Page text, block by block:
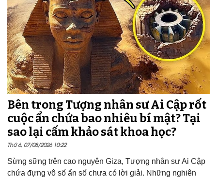
Bên trong Tượng nhân sư Ai Cập rốt
cuộc ẩn chứa bao nhiêu bí mật? Tại
sao lại cấm khảo sát khoa học?
Thứ 6, 07/08/2026 10:22
Sừng sững trên cao nguyên Giza, Tượng nhân sư Ai Cập
chứa đựng vô số ẩn số chưa có lời giải. Những nghiên